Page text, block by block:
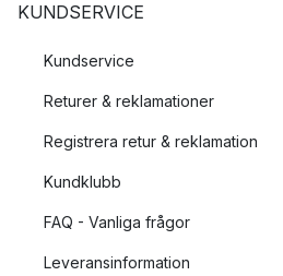
KUNDSERVICE
Kundservice
Returer & reklamationer
Registrera retur & reklamation
Kundklubb
FAQ - Vanliga frågor
Leveransinformation